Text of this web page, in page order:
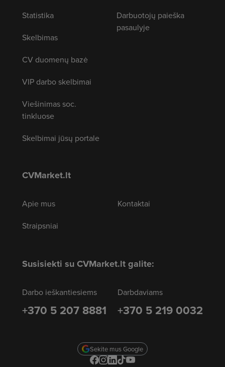
Statistika
Skelbimas
CV duomenų bazė
VIP darbo skelbimai
Viešinimas soc.
tinkluose
Skelbimai jūsų portale
Darbuotojų paieška
pasaulyje
CVMarket.lt
Apie mus
Straipsniai
Kontaktai
Susisiekti su CVMarket.lt galite:
Darbo ieškantiesiems
+370 5 207 8881
Darbdaviams
+370 5 219 0032
Sekite mus Google